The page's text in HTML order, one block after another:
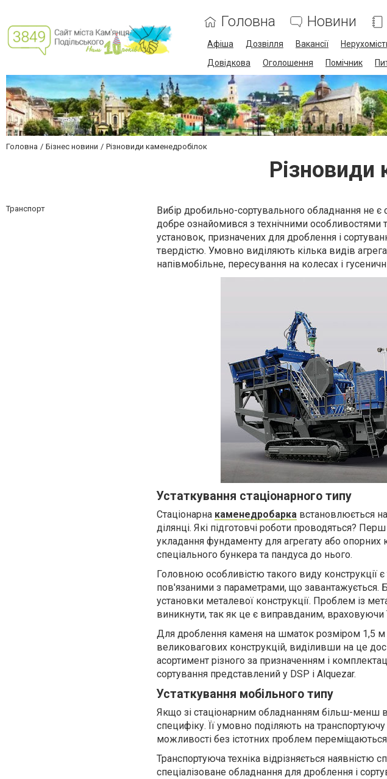
Головна Новини
Афіша Дозвілля Вакансії
Довідкова
Оголошення Помічник
Головна Бізнес новини Різновиди каменедробілок
Різновиди
Транспорт
Вибір дробильно-сортувального обладнання не
добре ознайомився з технічними особливостями
установок, призначених для дроблення і
твердістю. Умовно виділяють кілька видів
напівмобільне, пересування на колесах і
Устаткування стаціонарного типу
Стаціонарна каменедробарка встановлюється
ділянці. Які підготовчі роботи проводяться?
укладання фундаменту для агрегату або опорних
спеціального бункера та пандуса до нього.
Головною особливістю такого виду конструкції
пов'язаними з параметрами, що завантажується.
установки металевої конструкції. Проблем із
виникнути, так як це є виправданим, враховуючи
Для дроблення каменя на шматок розміром 1,5 м
великовагових конструкцій, виділивши на це
асортимент різного за призначенням і
сортування представлений у DSP і Alquezar.
Устаткування мобільного типу
Якщо зі стаціонарним обладнанням більш-менш
специфіку. Її умовно поділяють на транспортуючу
можливості без істотних проблем переміщаю
Транспортуюча техніка відрізняється наявністю
спеціалізоване обладнання для дроблення і